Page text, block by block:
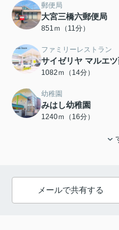
郵便局
大宮三橋六郵便局
851ｍ（11分）
ファミリーレストラン
サイゼリヤ マルエ
1082ｍ（14分）
幼稚園
みはし幼稚園
1240ｍ（16分）
メールで共有する